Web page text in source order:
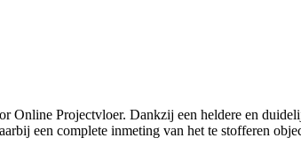
Online Projectvloer. Dankzij een heldere en
een complete inmeting van het te stofferen